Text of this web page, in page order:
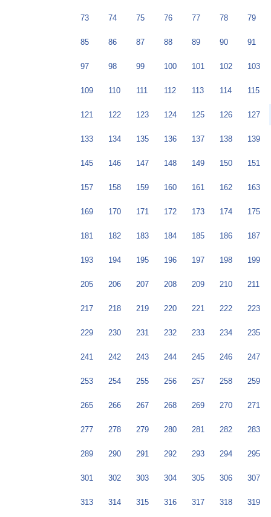
73 74 75 76 77 78 79
85 86 87 88 89 90 91
97 98 99 100 101 102 103
109 110 111 112 113 114 115
121 122 123 124 125 126 127
133 134 135 136 137 138 139
145 146 147 148 149 150 151
157 158 159 160 161 162 163
169 170 171 172 173 174 175
181 182 183 184 185 186 187
193 194 195 196 197 198 199
205 206 207 208 209 210 211
217 218 219 220 221 222 223
229 230 231 232 233 234 235
241 242 243 244 245 246 247
253 254 255 256 257 258 259
265 266 267 268 269 270 271
277 278 279 280 281 282 283
289 290 291 292 293 294 295
301 302 303 304 305 306 307
313 314 315 316 317 318 319